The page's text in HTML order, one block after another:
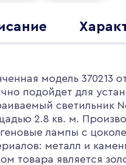
модель 370213
подойдет для
светильник
2.8 кв. м.
лампы с
металл и
товара является